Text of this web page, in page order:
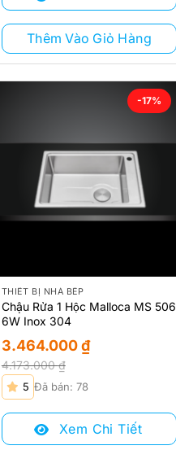
Thêm Vào Giỏ Hàng
-17%
THIẾT BỊ NHÀ BẾP
Chậu Rửa 1 Hộc Malloca MS 506
6W Inox 304
4.173.000₫
Giá
gốc
là:
4.173.000 ₫.
3.464.000₫
Giá
hiện
tại
5 Đã bán: 78
Xem Chi Tiết